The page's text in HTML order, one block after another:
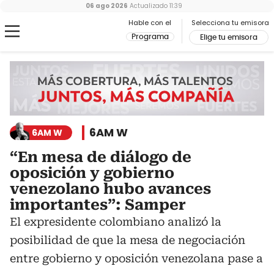
Hable con el
Programa
Selecciona tu emisora
Elige tu emisora
06 ago 2026 Actualizado 11:39
6AM W 6AM W
“En mesa de diálogo de
oposición y gobierno
venezolano hubo avances
importantes”: Samper
El expresidente colombiano analizó la
posibilidad de que la mesa de negociación
entre gobierno y oposición venezolana pase a